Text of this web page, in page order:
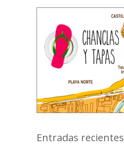
Entradas recientes